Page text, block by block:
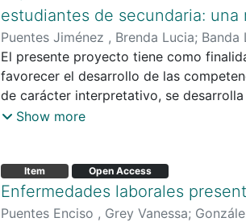
estudiantes de secundaria:
Puentes Jiménez , Brenda Lucia; Banda
El presente proyecto tiene como
favorecer el desarrollo de las
de carácter interpretativo, se
significados atribuidos a esta práctica
ofrece los documentos de análisis
habilidades como la lectura crítica, la
reflexión, la participación activa y el
Show more
Item Open Access
Enfermedades laborales
Puentes Enciso , Grey Vanessa;